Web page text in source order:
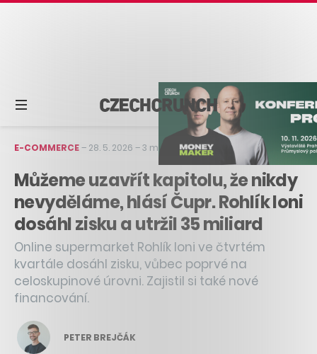
E-COMMERCE– 28. 5. 2026 –3 min čtení
Můžeme uzavřít kapitolu, že nikdy
nevyděláme, hlásí Čupr. Rohlík loni
dosáhl zisku a utržil 35 miliard
Online supermarket Rohlík loni ve čtvrtém
kvartále dosáhl zisku, vůbec poprvé na
celoskupinové úrovni. Zajistil si také nové
financování.
PETER BREJČÁK